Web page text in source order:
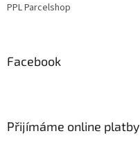
PPL Parcelshop
Facebook
Přijímáme online platby